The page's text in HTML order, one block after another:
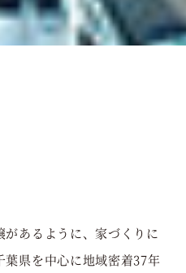
あるように、家づくりに
県を中心に地域密着37年